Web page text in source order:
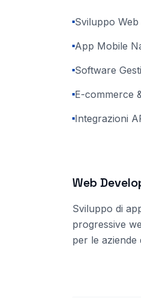
Sviluppo
App Mobile
Software
E-commerce
Integrazioni
Web
Sviluppo di
progressive
per le aziende